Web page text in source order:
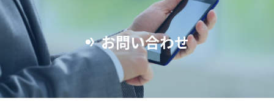
お問い合わせ